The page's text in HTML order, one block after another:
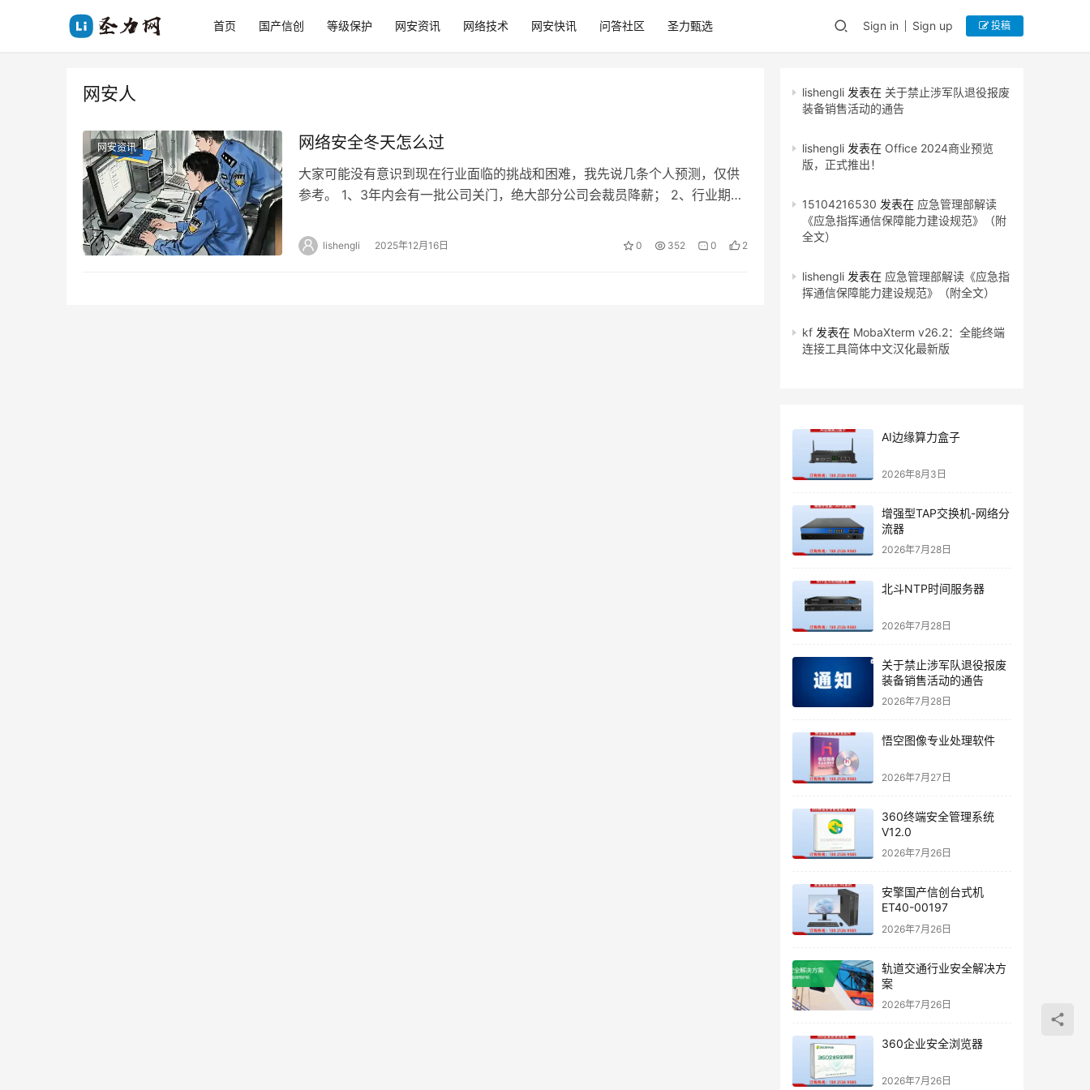
首页 国产信创 等级保护 网安资讯 网络技术 网安快讯 问答社区 圣力甄选 Sign in Sign up 投稿
网安人
网安资讯 网络安全冬天怎么过
大家可能没有意识到现在行业面临的挑战和困难，我先说几条个人预测，仅供
参考。 1、3年内会有一批公司关门，绝大部分公司会裁员降薪； 2、行业期望
lishengli 2025年12月16日 0 352 0 2
lishengli 发表在 关于禁止涉军队退役报废
装备销售活动的通告
lishengli 发表在 Office 2024商业预览
版，正式推出！
15104216530 发表在 应急管理部解读
《应急指挥通信保障能力建设规范》（附
全文）
lishengli 发表在 应急管理部解读《应急指
挥通信保障能力建设规范》（附全文）
kf 发表在 MobaXterm v26.2：全能终端
连接工具简体中文汉化最新版
AI边缘算力盒子
2026年8月3日
增强型TAP交换机-网络分
流器
2026年7月28日
北斗NTP时间服务器
2026年7月28日
关于禁止涉军队退役报废
装备销售活动的通告
2026年7月28日
悟空图像专业处理软件
2026年7月27日
360终端安全管理系统
V12.0
2026年7月26日
安擎国产信创台式机
ET40-00197
2026年7月26日
轨道交通行业安全解决方
案
2026年7月26日
360企业安全浏览器
2026年7月26日